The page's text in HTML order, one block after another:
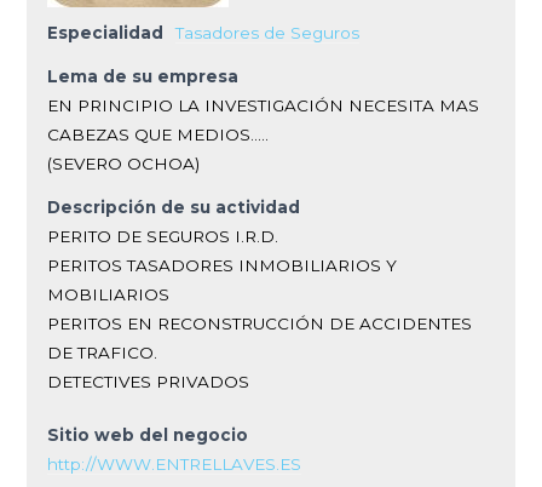
Especialidad Tasadores de Seguros
Lema de su empresa
EN PRINCIPIO LA INVESTIGACIÓN NECESITA MAS
CABEZAS QUE MEDIOS.....
(SEVERO OCHOA)
Descripción de su actividad
PERITO DE SEGUROS I.R.D.
PERITOS TASADORES INMOBILIARIOS Y
MOBILIARIOS
PERITOS EN RECONSTRUCCIÓN DE ACCIDENTES
DE TRAFICO.
DETECTIVES PRIVADOS
Sitio web del negocio
http://WWW.ENTRELLAVES.ES